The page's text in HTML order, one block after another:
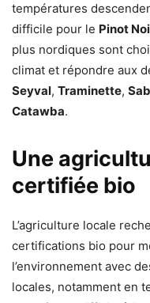
températures
difficile pour le Pinot
plus nordiques sont
climat et répondre aux
Seyval, Traminette,
Catawba.
Une
certifiée bio
L’agriculture locale
certifications bio pour
l’environnement avec
locales, notamment en